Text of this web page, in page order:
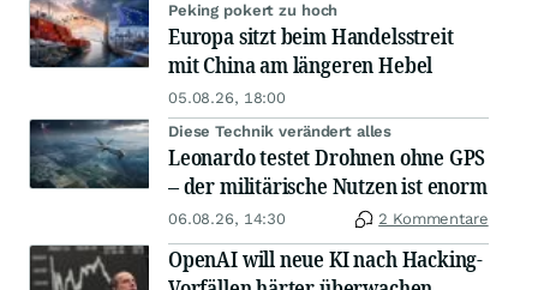
Peking pokert zu hoch
Europa sitzt beim Handelsstreit
mit China am längeren Hebel
05.08.26, 18:00
Diese Technik verändert alles
Leonardo testet Drohnen ohne GPS
– der militärische Nutzen ist enorm
06.08.26, 14:30 2 Kommentare
OpenAI will neue KI nach Hacking-